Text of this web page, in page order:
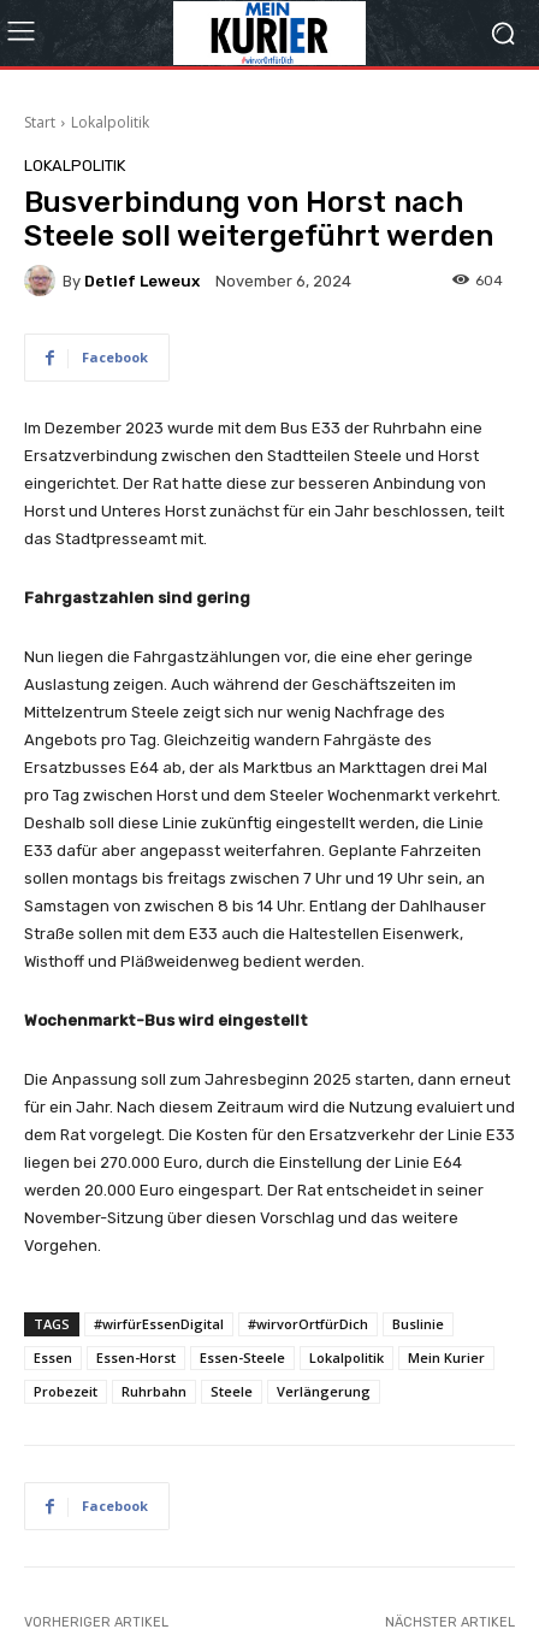
Start Lokalpolitik
LOKALPOLITIK
Busverbindung von Horst nach
Steele soll weitergeführt werden
By Detlef Leweux November 6, 2024 604
Facebook
Im Dezember 2023 wurde mit dem Bus E33 der Ruhrbahn eine
Ersatzverbindung zwischen den Stadtteilen Steele und Horst
eingerichtet. Der Rat hatte diese zur besseren Anbindung von
Horst und Unteres Horst zunächst für ein Jahr beschlossen, teilt
das Stadtpresseamt mit.
Fahrgastzahlen sind gering
Nun liegen die Fahrgastzählungen vor, die eine eher geringe
Auslastung zeigen. Auch während der Geschäftszeiten im
Mittelzentrum Steele zeigt sich nur wenig Nachfrage des
Angebots pro Tag. Gleichzeitig wandern Fahrgäste des
Ersatzbusses E64 ab, der als Marktbus an Markttagen drei Mal
pro Tag zwischen Horst und dem Steeler Wochenmarkt verkehrt.
Deshalb soll diese Linie zukünftig eingestellt werden, die Linie
E33 dafür aber angepasst weiterfahren. Geplante Fahrzeiten
sollen montags bis freitags zwischen 7 Uhr und 19 Uhr sein, an
Samstagen von zwischen 8 bis 14 Uhr. Entlang der Dahlhauser
Straße sollen mit dem E33 auch die Haltestellen Eisenwerk,
Wisthoff und Pläßweidenweg bedient werden.
Wochenmarkt-Bus wird eingestellt
Die Anpassung soll zum Jahresbeginn 2025 starten, dann erneut
für ein Jahr. Nach diesem Zeitraum wird die Nutzung evaluiert und
dem Rat vorgelegt. Die Kosten für den Ersatzverkehr der Linie E33
liegen bei 270.000 Euro, durch die Einstellung der Linie E64
werden 20.000 Euro eingespart. Der Rat entscheidet in seiner
November-Sitzung über diesen Vorschlag und das weitere
Vorgehen.
TAGS #wirfürEssenDigital #wirvorOrtfürDich
Buslinie
Essen
Essen-Horst Essen-Steele Lokalpolitik
Mein Kurier
Probezeit
Ruhrbahn Steele Verlängerung
Facebook
VORHERIGER ARTIKEL NÄCHSTER ARTIKEL